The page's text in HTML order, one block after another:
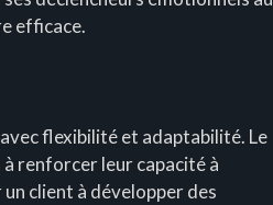
efficace.
flexibilité et adaptabilité. Le
renforcer leur capacité à
client à développer des